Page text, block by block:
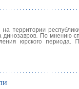
территории
динозавров. По мнению
юрского